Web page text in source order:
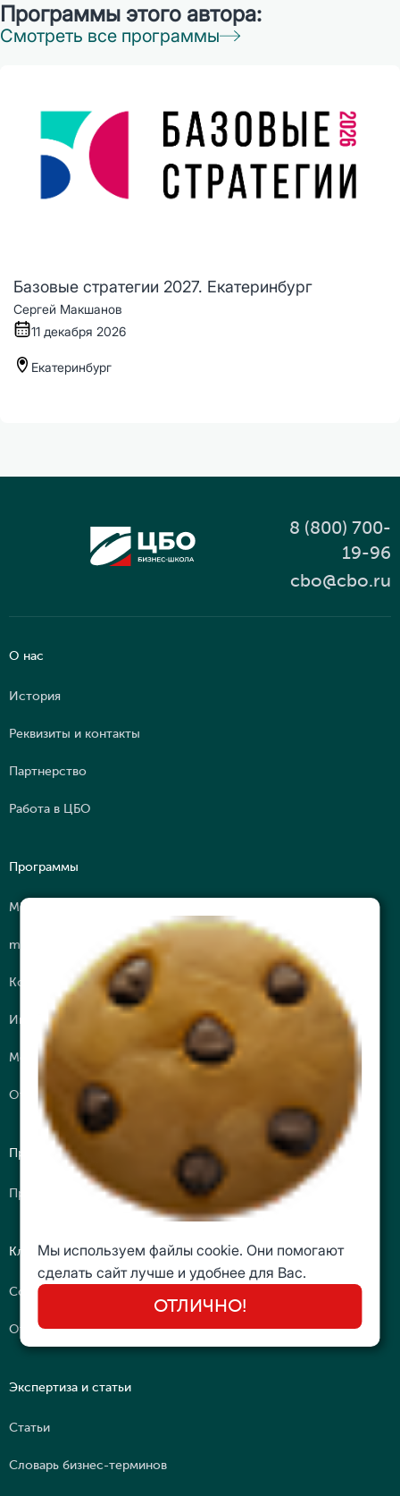
Программы этого автора:
Смотреть все программы
Базовые стратегии 2027. Екатеринбург
Сергей Макшанов
11 декабря 2026
Екатеринбург
8 (800) 700-
19-96
cbo@cbo.ru
О нас
История
Реквизиты и контакты
Партнерство
Работа в ЦБО
Программы
МВА
mini МВА
Корпоративное обучение
Интеллектуальные путешествия
Молодежная Бизнес Лига (МБЛ)
Открытые программы
Преподаватели
Преподаватели-практики
Клуб
Сообщество
Отзывы
Экспертиза и статьи
Статьи
Словарь бизнес-терминов
Мы используем файлы cookie. Они помогают
сделать сайт лучше и удобнее для Вас.
ОТЛИЧНО!